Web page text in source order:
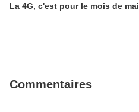
La 4G, c'est pour le mois de mai
Commentaires